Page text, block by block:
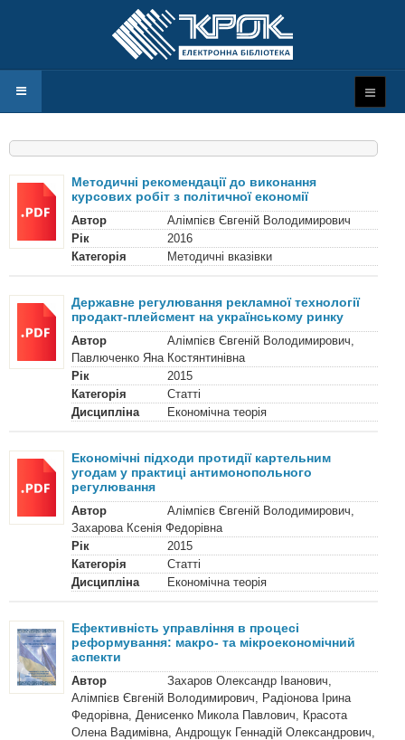
Методичні рекомендації до виконання
курсових робіт з політичної економії
Автор
Алімпієв Євгеній Володимирович
Рік
2016
Категорія
Методичні вказівки
Державне регулювання рекламної технології
продакт-плейсмент на українському ринку
Автор
Алімпієв Євгеній Володимирович,
Павлюченко Яна Костянтинівна
Рік
2015
Категорія
Статті
Дисципліна
Економічна теорія
Економічні підходи протидії картельним
угодам у практиці антимонопольного
регулювання
Автор
Алімпієв Євгеній Володимирович,
Захарова Ксенія Федорівна
Рік
2015
Категорія
Статті
Дисципліна
Економічна теорія
Ефективність управління в процесі
реформування: макро- та мікроекономічний
аспекти
Автор
Захаров Олександр Іванович,
Алімпієв Євгеній Володимирович, Радіонова Ірина
Федорівна, Денисенко Микола Павлович, Красота
Олена Вадимівна, Андрощук Геннадій Олександрович,